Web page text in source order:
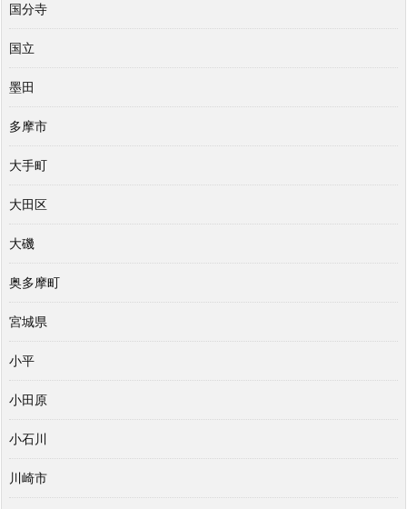
国分寺
国立
墨田
多摩市
大手町
大田区
大磯
奥多摩町
宮城県
小平
小田原
小石川
川崎市